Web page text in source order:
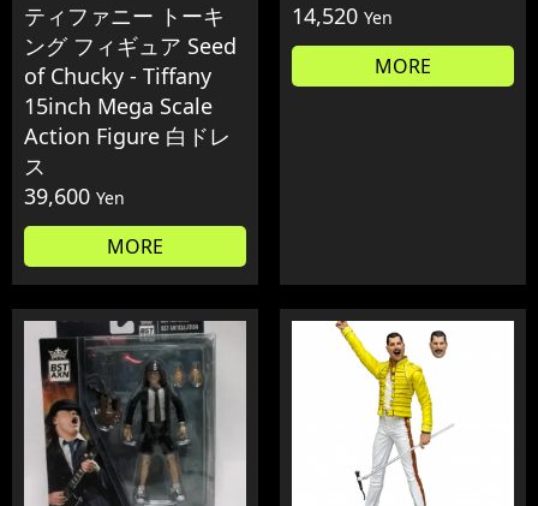
ティファニー トーキ
ング フィギュア Seed
of Chucky - Tiffany
15inch Mega Scale
Action Figure 白ドレ
ス
39,600 Yen
MORE
14,520 Yen
MORE